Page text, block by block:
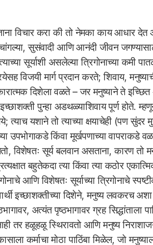
विचार करा की तो नेमका काय आधार
सुसंवादी आणि आनंदी जीवन
सूर्याशी असलेल्या त्रिगोनाच्या कमी
विजयी मार्ग प्रदान करते; शिवाय,
दिशेला वळते – जर मनुष्याने ते
पुन्हा अडथळ्याशिवाय पूर्ण होते.
त्याच यशाने तो त्याच्या क्षयाचेही (पण
उपभोगाकडे किंवा मूर्खपणाच्या वापराकडे
विशेषतः सूर्य बलवान असताना, कारण तो
बहुतेकदा त्या किंवा त्या कठोर
आणि विशेषतः सूर्याच्या त्रिगोनाचे
इच्छाशक्तीच्या दिशेने, मनुष्य लवकरच अशा
अत्यंत पृष्ठभागावर ग्रह सिद्धांताला
तर हळूहळू स्थिरावतो आणि मनुष्य
कर्माचा मोठा पाठिंबा मिळेल, जो